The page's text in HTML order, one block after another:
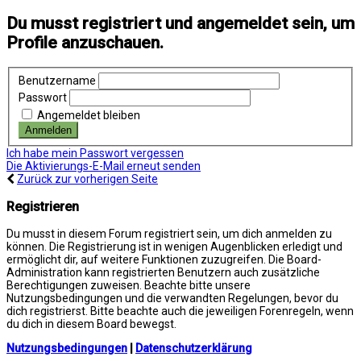
Du musst registriert und angemeldet sein, um
Profile anzuschauen.
Benutzername
Passwort
Angemeldet bleiben
Ich habe mein Passwort vergessen
Die Aktivierungs-E-Mail erneut senden
Zurück zur vorherigen Seite
Registrieren
Du musst in diesem Forum registriert sein, um dich anmelden zu
können. Die Registrierung ist in wenigen Augenblicken erledigt und
ermöglicht dir, auf weitere Funktionen zuzugreifen. Die Board-
Administration kann registrierten Benutzern auch zusätzliche
Berechtigungen zuweisen. Beachte bitte unsere
Nutzungsbedingungen und die verwandten Regelungen, bevor du
dich registrierst. Bitte beachte auch die jeweiligen Forenregeln, wenn
du dich in diesem Board bewegst.
Nutzungsbedingungen
Datenschutzerklärung